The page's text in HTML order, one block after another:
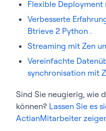
Flexible Deployment
Verbesserte
Btrieve 2 Python .
Streaming mit Zen
Vereinfachte
synchronisation mit
Sind Sie neugierig, wie
können? Lassen Sie es
ActianMitarbeiter